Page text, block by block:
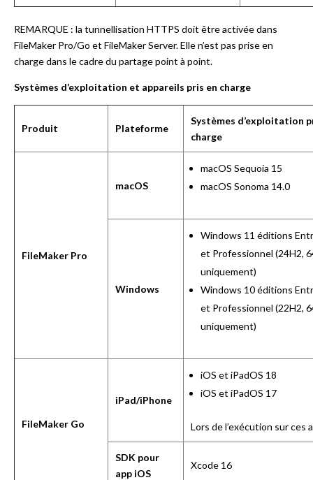
REMARQUE : la tunnellisation HTTPS doit être activée dans
FileMaker Pro/Go et FileMaker Server. Elle n’est pas prise en
charge dans le cadre du partage point à point.
Systèmes d’exploitation et appareils pris en charge
Produit Plateforme
Systèmes d’exploitation
charge
FileMaker Pro
macOS
macOS Sequoia 15
macOS Sonoma 14.0
Windows
Windows 11 éditions
et Professionnel (24H2,
uniquement)
Windows 10 éditions
et Professionnel (22H2,
uniquement)
FileMaker Go
iPad/iPhone
iOS et iPadOS 18
iOS et iPadOS 17
Lors de l’exécution sur ces
SDK pour
app iOS
Xcode 16